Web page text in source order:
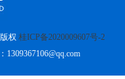
权 桂ICP备2020009607号-2
1309367106@qq.com